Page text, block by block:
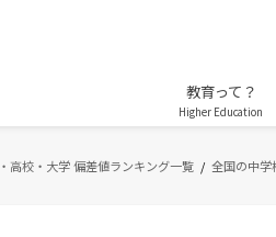
教育って？
Higher Education
高校・大学 偏差値ランキング一覧 全国の中学